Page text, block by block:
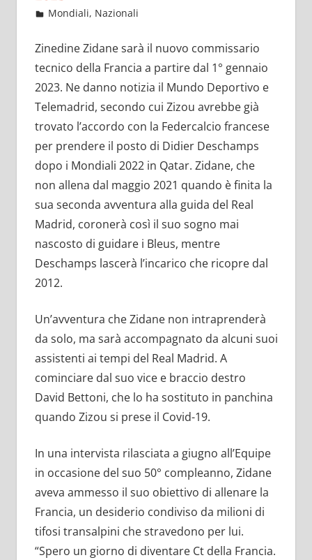
Novembre 22, 2022
admin
Mondiali, Nazionali
Zinedine Zidane sarà il nuovo commissario
tecnico della Francia a partire dal 1° gennaio
2023. Ne danno notizia il Mundo Deportivo e
Telemadrid, secondo cui Zizou avrebbe già
trovato l’accordo con la Federcalcio francese
per prendere il posto di Didier Deschamps
dopo i Mondiali 2022 in Qatar. Zidane, che
non allena dal maggio 2021 quando è finita la
sua seconda avventura alla guida del Real
Madrid, coronerà così il suo sogno mai
nascosto di guidare i Bleus, mentre
Deschamps lascerà l’incarico che ricopre dal
2012.
Un’avventura che Zidane non intraprenderà
da solo, ma sarà accompagnato da alcuni suoi
assistenti ai tempi del Real Madrid. A
cominciare dal suo vice e braccio destro
David Bettoni, che lo ha sostituto in panchina
quando Zizou si prese il Covid-19.
In una intervista rilasciata a giugno all’Equipe
in occasione del suo 50° compleanno, Zidane
aveva ammesso il suo obiettivo di allenare la
Francia, un desiderio condiviso da milioni di
tifosi transalpini che stravedono per lui.
“Spero un giorno di diventare Ct della Francia.